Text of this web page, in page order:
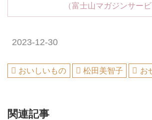
（富士山マガジンサービ
2023-12-30
おいしいもの 松田美智子 お
関連記事